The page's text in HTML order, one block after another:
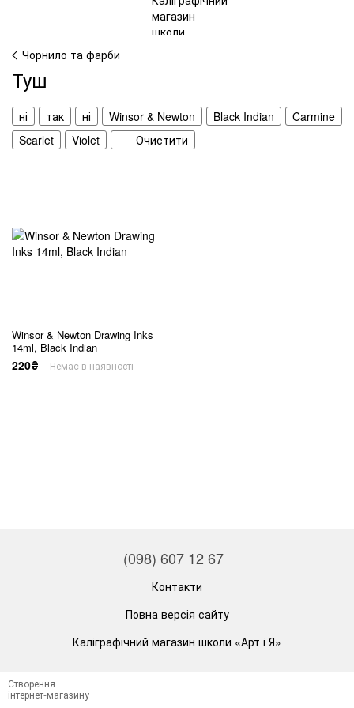
Чорнило та фарби
Туш
ні так ні Winsor & Newton Black Indian
Carmine
Scarlet
Violet Очистити
Winsor & Newton Drawing Inks
14ml, Black Indian
220₴ Немає в наявності
(098) 607 12 67
Контакти
Повна версія сайту
Каліграфічний магазин школи «Арт і Я»
Створення
інтернет-магазину